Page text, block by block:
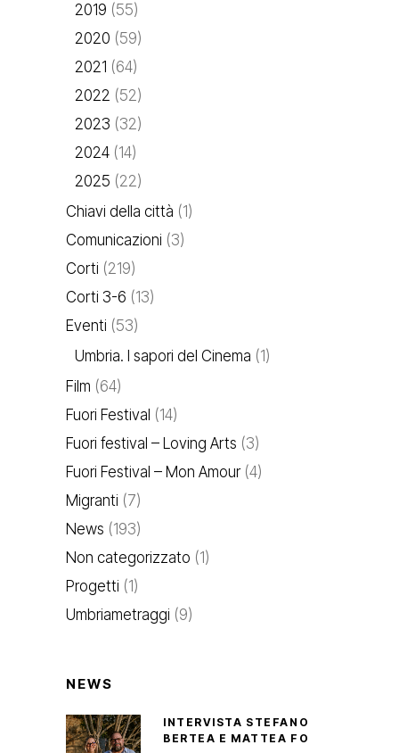
2019 (55)
2020 (59)
2021 (64)
2022 (52)
2023 (32)
2024 (14)
2025 (22)
Chiavi della città (1)
Comunicazioni (3)
Corti (219)
Corti 3-6 (13)
Eventi (53)
Umbria. I sapori del Cinema (1)
Film (64)
Fuori Festival (14)
Fuori festival – Loving Arts (3)
Fuori Festival – Mon Amour(4)
Migranti (7)
News (193)
Non categorizzato (1)
Progetti (1)
Umbriametraggi (9)
NEWS
INTERVISTA STEFANO
BERTEA E MATTEA FO